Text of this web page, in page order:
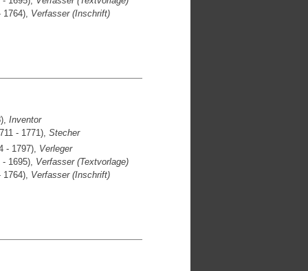
1764), Verfasser (Inschrift)
Inventor
- 1771), Stecher
- 1797), Verleger
1695), Verfasser (Textvorlage)
1764), Verfasser (Inschrift)